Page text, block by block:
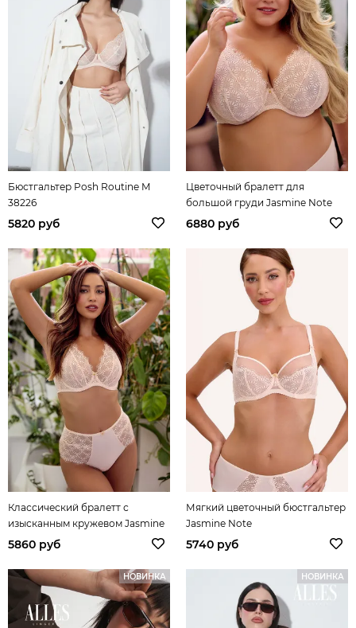
Бюстгальтер Posh Routine M
38226
5820 руб
Цветочный бралетт для
большой груди Jasmine Note
6880 руб
Классический бралетт с
изысканным кружевом Jasmine
Note
5860 руб
Мягкий цветочный бюстгальтер
Jasmine Note
5740 руб
НОВИНКА НОВИНКА